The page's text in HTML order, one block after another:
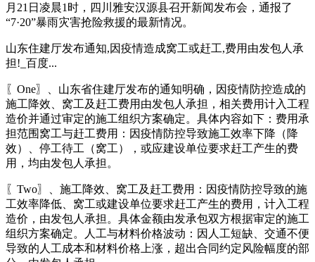
月21日凌晨1时，四川雅安汉源县召开新闻发布会，通报了
“7·20”暴雨灾害抢险救援的最新情况。
山东住建厅发布通知,因疫情造成窝工或赶工,费用由发包人承
担!_百度...
〖One〗、山东省住建厅发布的通知明确，因疫情防控造成的
施工降效、窝工及赶工费用由发包人承担，相关费用计入工程
造价并通过审定的施工组织方案确定。具体内容如下：费用承
担范围窝工与赶工费用：因疫情防控导致施工效率下降（降
效）、停工待工（窝工），或应建设单位要求赶工产生的费
用，均由发包人承担。
〖Two〗、施工降效、窝工及赶工费用：因疫情防控导致的施
工效率降低、窝工或建设单位要求赶工产生的费用，计入工程
造价，由发包人承担。具体金额由发承包双方根据审定的施工
组织方案确定。人工与材料价格波动：因人工短缺、交通不便
导致的人工成本和材料价格上涨，超出合同约定风险幅度的部